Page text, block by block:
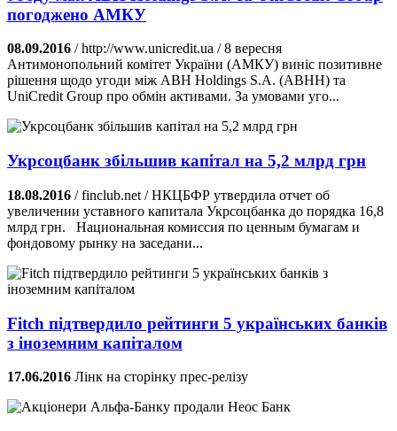
погоджено АМКУ
08.09.2016 / http://www.unicredit.ua / 8 вересня
Антимонопольний комітет України (АМКУ) виніс позитивне
рішення щодо угоди між ABH Holdings S.A. (ABHH) та
UniCredit Group про обмін активами. За умовами уго...
Укрсоцбанк збільшив капітал на 5,2 млрд грн
18.08.2016 / finclub.net / НКЦБФР утвердила отчет об
увеличении уставного капитала Укрсоцбанка до порядка 16,8
млрд грн. Национальная комиссия по ценным бумагам и
фондовому рынку на заседани...
Fitch підтвердило рейтинги 5 українських банків
з іноземним капіталом
17.06.2016 Лінк на сторінку прес-релізу